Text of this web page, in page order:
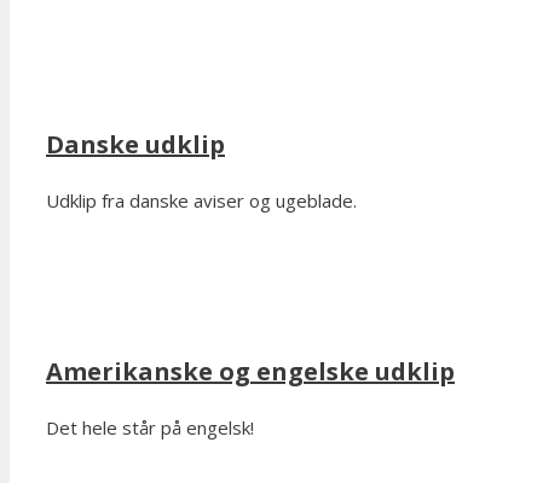
Danske udklip
Udklip fra danske aviser og ugeblade.
Amerikanske og engelske udklip
Det hele står på engelsk!